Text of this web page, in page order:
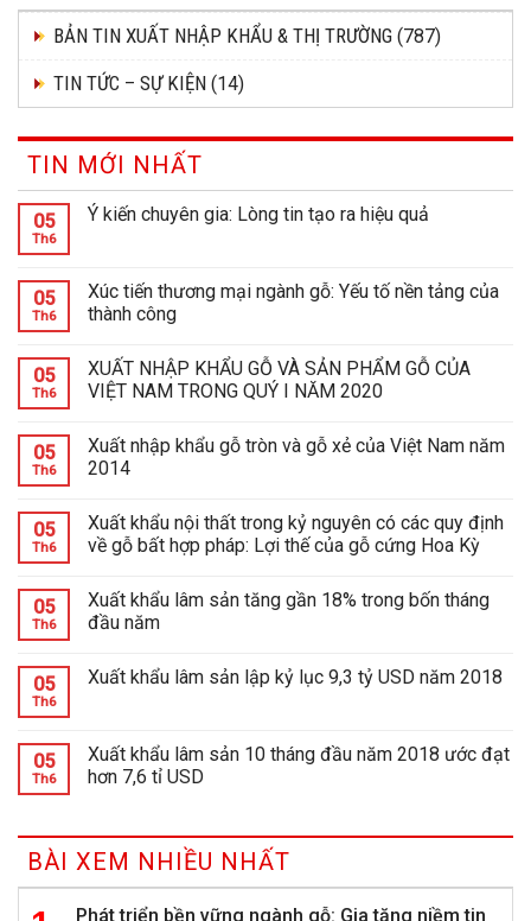
BẢN TIN XUẤT NHẬP KHẨU & THỊ TRƯỜNG (787)
TIN TỨC – SỰ KIỆN (14)
TIN MỚI NHẤT
05
Th6
Ý kiến chuyên gia: Lòng tin tạo ra hiệu quả
05
Th6
Xúc tiến thương mại ngành gỗ: Yếu tố nền tảng của
thành công
05
Th6
XUẤT NHẬP KHẨU GỖ VÀ SẢN PHẨM GỖ CỦA
VIỆT NAM TRONG QUÝ I NĂM 2020
05
Th6
Xuất nhập khẩu gỗ tròn và gỗ xẻ của Việt Nam năm
2014
05
Th6
Xuất khẩu nội thất trong kỷ nguyên có các quy định
về gỗ bất hợp pháp: Lợi thế của gỗ cứng Hoa Kỳ
05
Th6
Xuất khẩu lâm sản tăng gần 18% trong bốn tháng
đầu năm
05
Th6
Xuất khẩu lâm sản lập kỷ lục 9,3 tỷ USD năm 2018
05
Th6
Xuất khẩu lâm sản 10 tháng đầu năm 2018 ước đạt
hơn 7,6 tỉ USD
BÀI XEM NHIỀU NHẤT
Phát triển bền vững ngành gỗ: Gia tăng niềm tin